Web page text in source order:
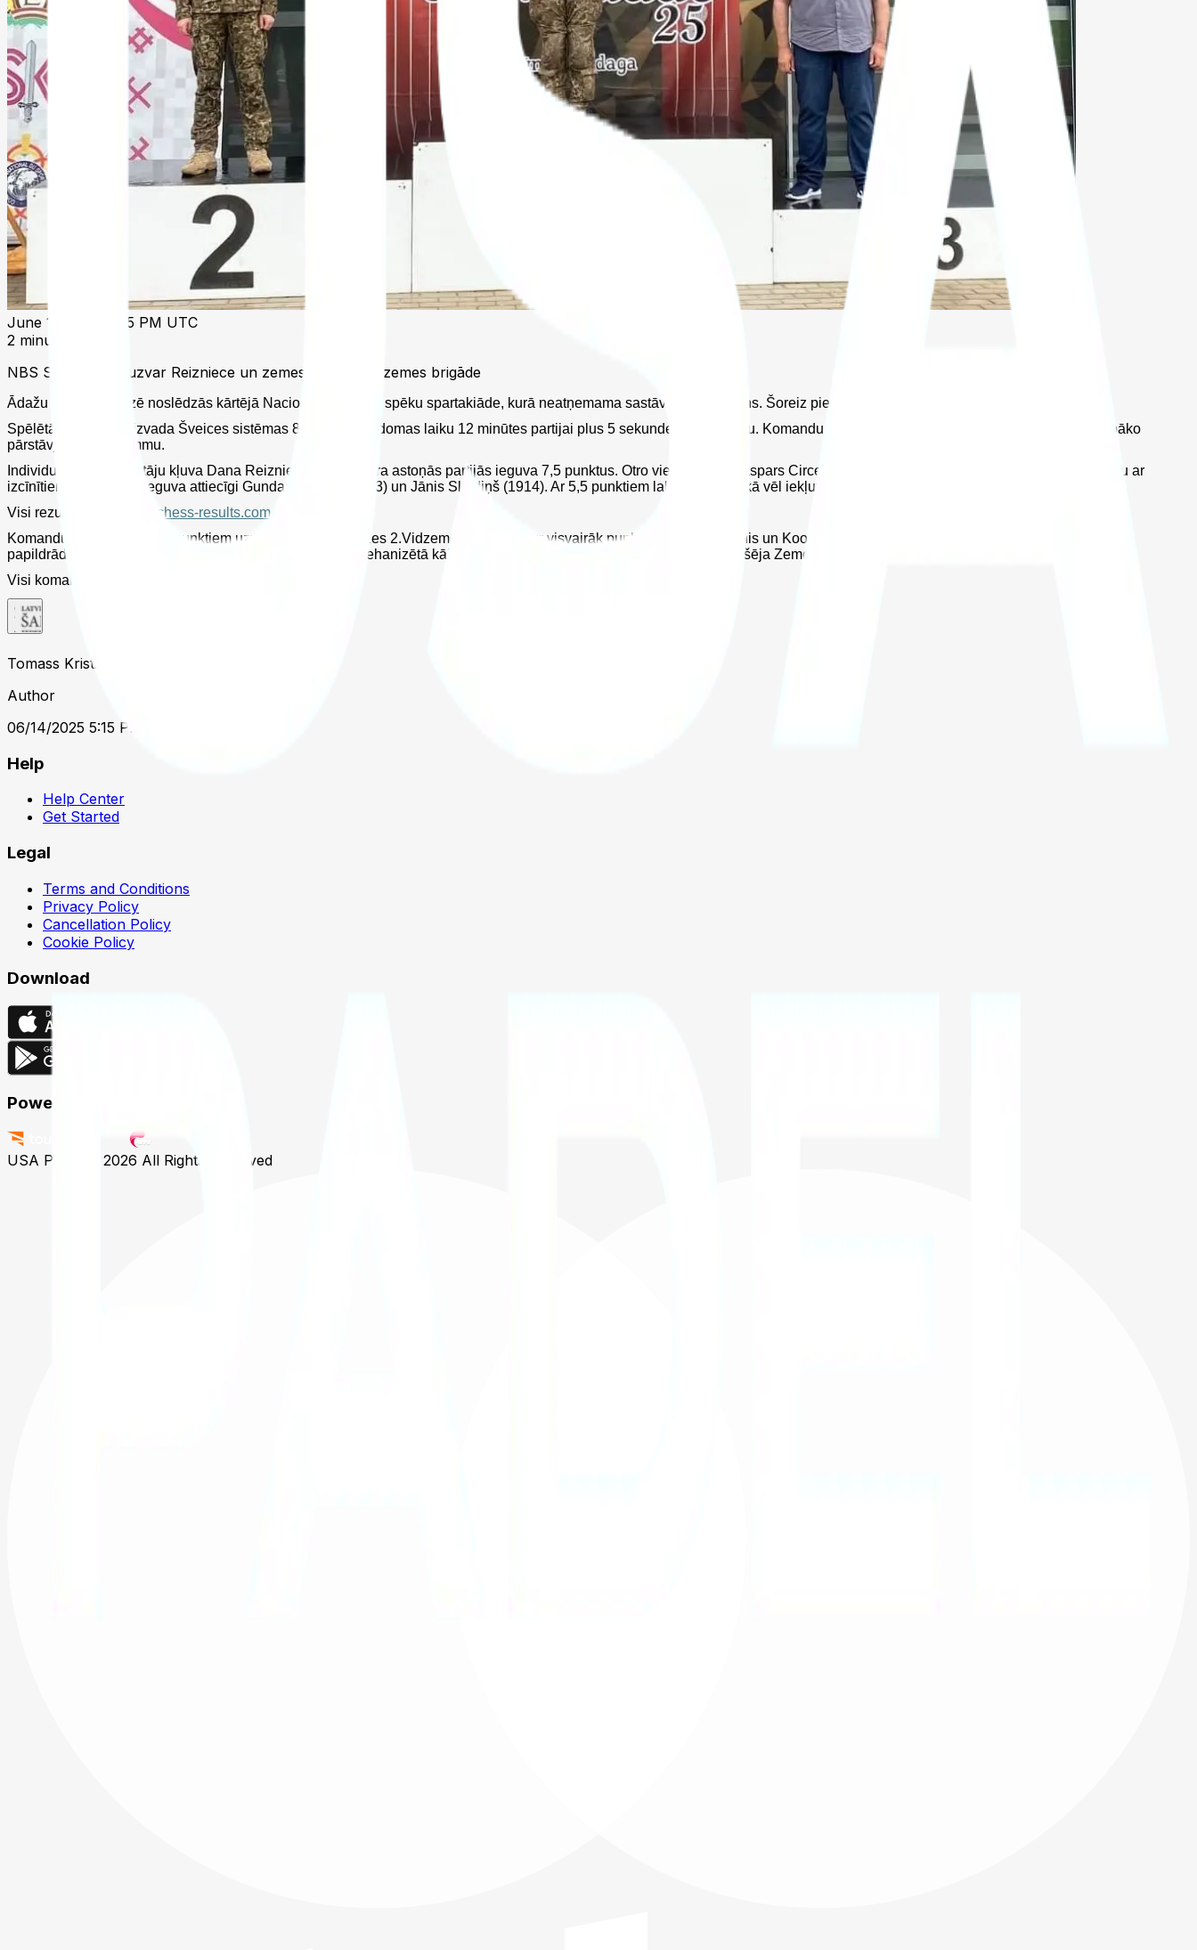
June 14 2025, 5:15 PM UTC
2 minute read
NBS Spartakiādē uzvar Reizniece un zemessardzes Vidzemes brigāde
Ādažu militārajā bāzē noslēdzās kārtējā Nacionālo Broņoto spēku spartakiāde, kurā neatņemama sastāvdaļa arī ir šahs. Šoreiz pie rūtotajiem galdiņiem sēdās 44 dalībnieki.
Spēlētājiem bija jāaizvada Šveices sistēmas 8 kārtas ar apdomas laiku 12 minūtes partijai plus 5 sekundes par gājienu. Komandu vērtējumā ņēma vērā katras komandu divu labāko
pārstāvju punktu summu.
Individuāli par uzvarētāju kļuva Dana Reizniece (2098), kura astoņās partijās ieguva 7,5 punktus. Otro vietu ieguva Kaspars Circenis (1913) ar 6,5 punktiem. Trešo un ceturto vietu ar
izcīnītiem 6 punktiem ieguva attiecīgi Gundars Meiers (1723) un Jānis Slaidiņš (1914). Ar 5,5 punktiem labāko sešiniekā vēl iekļuva Jānis Koops (2009) un Mārtiņš Ivbulis (1925).
Visi rezultāti apskatāmi
chess-results.com
Komandu vērtējumā ar 12 punktiem uzvarēja Zemessardzes 2.Vidzemes brigāde, kur visvairāk punktus ieguva Circenis un Koops. Arī ar 12 komandu punktiem, bet sliktākiem
papildrādītājiem otrajā vietā finišēja Sauszemes spēku Mehanizētā kājnieku brigāde. Trešajā vietā ar 11 punktiem finišēja Zemessardzes 1. Rīgas brigāde.
Visi komandu rezultāti piejami
Tomass Kristiāns Šterns
Author
06/14/2025 5:15 PM UTC
Help
Help Center
Get Started
Legal
Terms and Conditions
Privacy Policy
Cancellation Policy
Cookie Policy
Download
Powered by
USA Padel © 2026 All Rights Reserved